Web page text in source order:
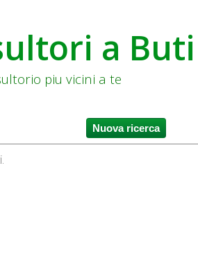
a Buti
piu vicini a te